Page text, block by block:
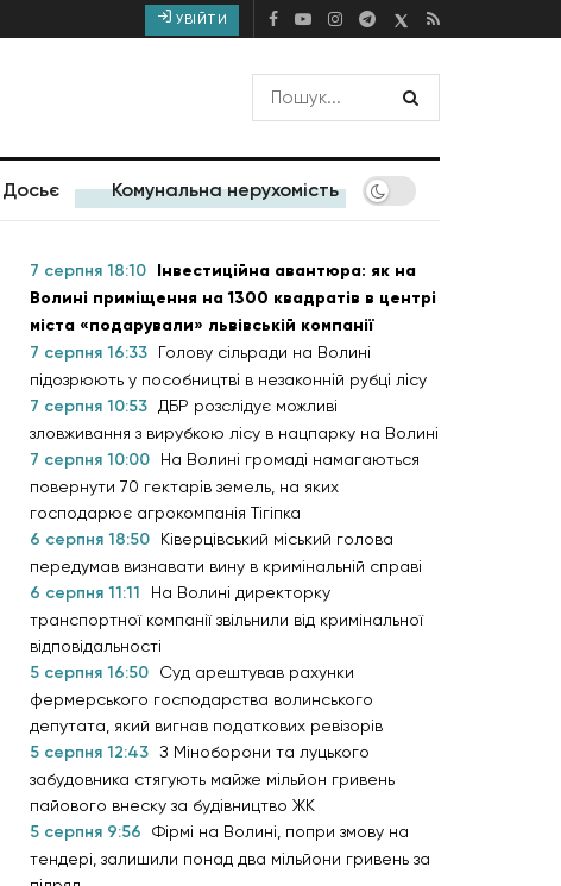
УВІЙТИ
Досьє Комунальна нерухомість
7 серпня 18:10 Інвестиційна авантюра: як на
Волині приміщення на 1300 квадратів в центрі
міста «подарували» львівській компанії
7 серпня 16:33
Голову сільради на Волині
підозрюють у пособництві в незаконній рубці лісу
7 серпня 10:53
ДБР розслідує можливі
зловживання з вирубкою лісу в нацпарку на Волині
7 серпня 10:00
На Волині громаді намагаються
повернути 70 гектарів земель, на яких
господарює агрокомпанія Тігіпка
6 серпня 18:50
Ківерцівський міський голова
передумав визнавати вину в кримінальній справі
6 серпня 11:11
На Волині директорку
транспортної компанії звільнили від кримінальної
відповідальності
5 серпня 16:50
Суд арештував рахунки
фермерського господарства волинського
депутата, який вигнав податкових ревізорів
5 серпня 12:43 З Міноборони та луцького
забудовника стягують майже мільйон гривень
пайового внеску за будівництво ЖК
5 серпня 9:56
Фірмі на Волині, попри змову на
тендері, залишили понад два мільйони гривень за